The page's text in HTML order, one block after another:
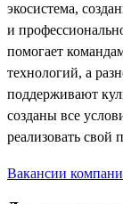
экосистема,
и
помогает
технологий, а
поддерживают
созданы все
реализовать свой
Вакансии